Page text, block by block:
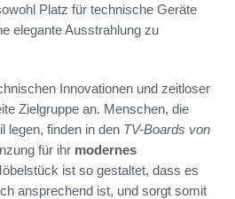
Platz für technische Geräte
elegante Ausstrahlung zu
Innovationen und zeitloser
Zielgruppe an. Menschen, die
legen, finden in den TV-Boards von
für ihr modernes
ist so gestaltet, dass es
ansprechend ist, und sorgt somit